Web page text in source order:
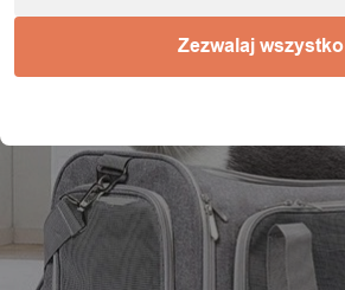
Zezwalaj wszystko